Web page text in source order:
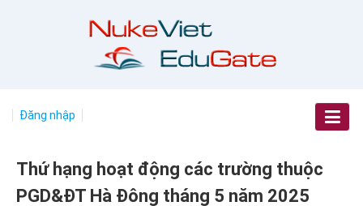
Đăng nhập
Thứ hạng hoạt động các trường thuộc
PGD&ĐT Hà Đông tháng 5 năm 2025